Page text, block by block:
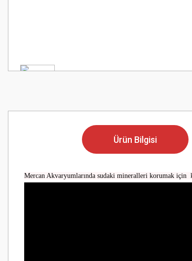
Ürün Bilgisi
Mercan Akvaryumlarında sudaki mineralleri korumak için